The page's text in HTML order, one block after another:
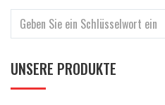
UNSERE PRODUKTE